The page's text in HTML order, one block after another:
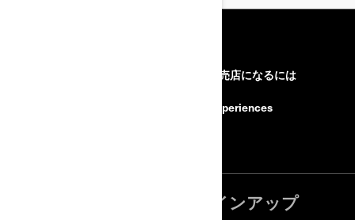
正規販売店になるには
BRP Experiences
ニュースレターにサインアップ